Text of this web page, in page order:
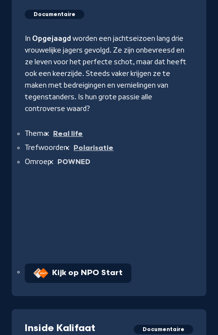
Documentaire
In Opgejaagd worden een jachtseizoen lang drie
vrouwelijke jagers gevolgd. Ze zijn onbevreesd en
ze leven voor het perfecte schot, maar dat heeft
ook een keerzijde. Steeds vaker krijgen ze te
maken met bedreigingen en vernielingen van
tegenstanders. Is hun grote passie alle
controverse waard?
Thema: Real life
Trefwoorden: Polarisatie
Omroep: POWNED
Kijk op NPO Start
Inside Kalifaat Documentaire